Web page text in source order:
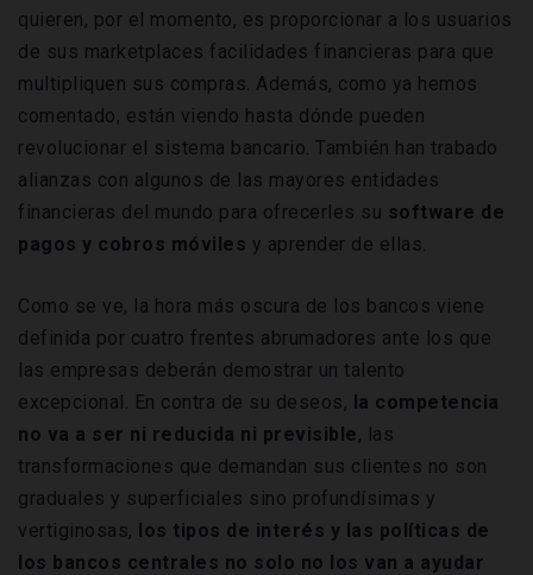
quieren, por el momento, es proporcionar a los usuarios
de sus marketplaces facilidades financieras para que
multipliquen sus compras. Además, como ya hemos
comentado, están viendo hasta dónde pueden
revolucionar el sistema bancario. También han trabado
alianzas con algunos de las mayores entidades
financieras del mundo para ofrecerles su software de
pagos y cobros móviles y aprender de ellas.
Como se ve, la hora más oscura de los bancos viene
definida por cuatro frentes abrumadores ante los que
las empresas deberán demostrar un talento
excepcional. En contra de su deseos, la competencia
no va a ser ni reducida ni previsible, las
transformaciones que demandan sus clientes no son
graduales y superficiales sino profundísimas y
vertiginosas, los tipos de interés y las políticas de
los bancos centrales no solo no los van a ayudar